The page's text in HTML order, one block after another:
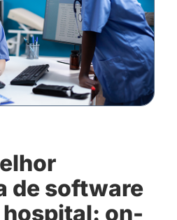
de software
hospital: on-